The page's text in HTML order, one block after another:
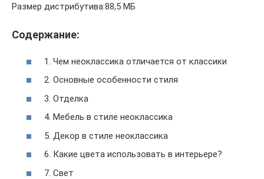
Размер дистрибутива:88,5 МБ
Содержание:
1. Чем неоклассика отличается от классики
2. Основные особенности стиля
3. Отделка
4. Мебель в стиле неоклассика
5. Декор в стиле неоклассика
6. Какие цвета использовать в интерьере?
7. Свет